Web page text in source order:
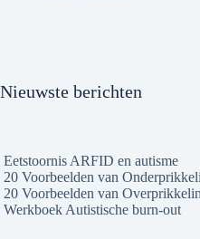
Nieuwste berichten
Eetstoornis ARFID en autisme
20 Voorbeelden van
20 Voorbeelden van
Werkboek Autistische burn-out